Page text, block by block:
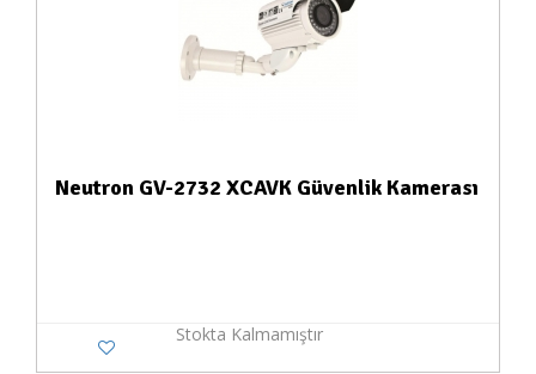
Neutron GV-2732 XCAVK Güvenlik Kamerası
Stokta Kalmamıştır